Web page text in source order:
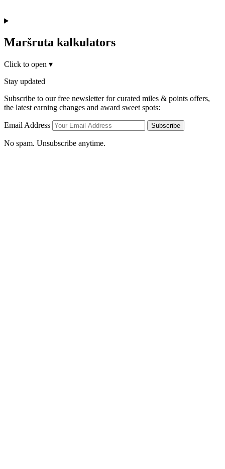
Maršruta kalkulators
Click to open ▾
Stay updated
Subscribe to our free newsletter for curated miles & points offers,
the latest earning changes and award sweet spots:
Email Address Subscribe
No spam. Unsubscribe anytime.